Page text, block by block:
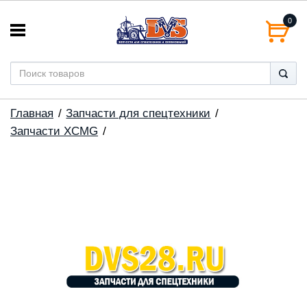
0
Главная
Запчасти для спецтехники
Запчасти XCMG